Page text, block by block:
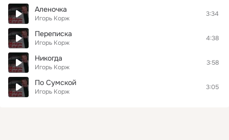
Аленочка
Игорь Корж
3:34
Переписка
Игорь Корж
4:38
Никогда
Игорь Корж
3:58
По Сумской
Игорь Корж
3:05